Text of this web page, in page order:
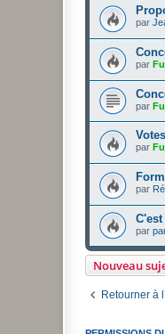
par
par
par
par
par
par
Nouveau
Retourner à